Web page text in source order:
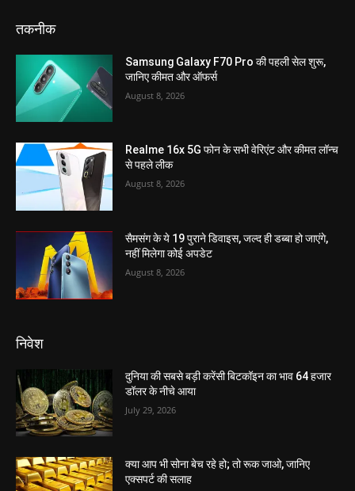
तकनीक
Samsung Galaxy F70 Pro की पहली सेल शुरू,
जानिए कीमत और ऑफर्स
August 8, 2026
Realme 16x 5G फोन के सभी वेरिएंट और कीमत लॉन्च
से पहले लीक
August 8, 2026
सैमसंग के ये 19 पुराने डिवाइस, जल्द ही डब्बा हो जाएंगे,
नहीं मिलेगा कोई अपडेट
August 8, 2026
निवेश
दुनिया की सबसे बड़ी करेंसी बिटकॉइन का भाव 64 हजार
डॉलर के नीचे आया
July 29, 2026
क्या आप भी सोना बेच रहे हो; तो रूक जाओ, जानिए
एक्सपर्ट की सलाह